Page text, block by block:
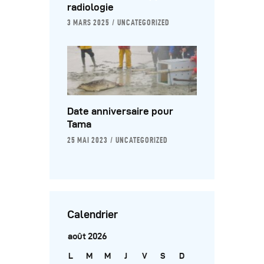
radiologie
3 MARS 2025 UNCATEGORIZED
Date anniversaire pour
Tama
25 MAI 2023 UNCATEGORIZED
Calendrier
août 2026
L M M J V S D